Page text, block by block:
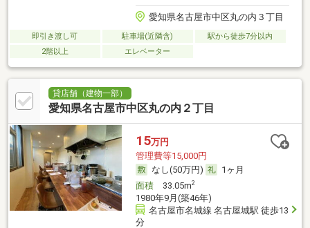
愛知県名古屋市中区丸の内３丁目
即引き渡し可 駐車場(近隣含)
駅から徒歩7分以内
2階以上
エレベーター
貸店舗（建物一部）
愛知県名古屋市中区丸の内２丁目
15万円
管理費等15,000円
なし(50万円)
1ヶ月
面積33.05m2
1980年9月(築46年)
名古屋市名城線 名古屋城駅 徒歩13
分